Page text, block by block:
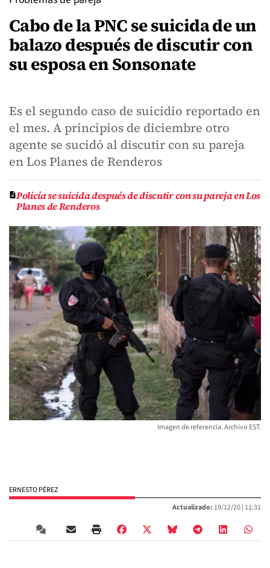
Cabo de la PNC se suicida de un
balazo después de discutir con
su esposa en Sonsonate
Es el segundo caso de suicidio reportado en
el mes. A principios de diciembre otro
agente se sucidó al discutir con su pareja
en Los Planes de Renderos
Policía se suicida después de discutir con su pareja en Los
Planes de Renderos
Imagen de referencia. Archivo EST.
ERNESTO PÉREZ
Actualizado: 19/12/20 | 11:31